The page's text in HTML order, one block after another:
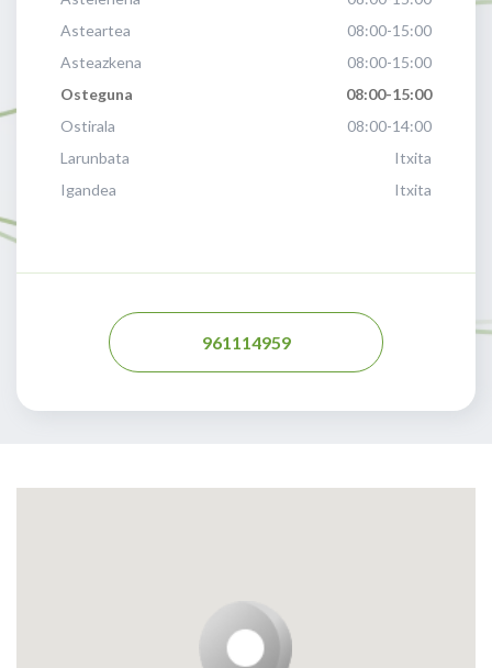
Asteartea
08:00-15:00
Asteazkena
08:00-15:00
Osteguna
08:00-15:00
Ostirala
08:00-14:00
Larunbata
Itxita
Igandea
Itxita
961114959